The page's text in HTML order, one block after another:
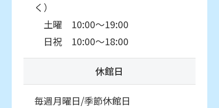
く）
土曜 10:00～19:00
日祝 10:00～18:00
休館日
毎週月曜日/季節休館日